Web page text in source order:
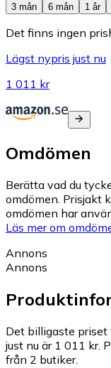
3 mån
6 mån 1 år
Det finns ingen
Lägst nypris just nu
1 011 kr
Omdömen
Berätta vad du
omdömen. Prisjakt
omdömen har
Läs mer om
Annons
Annons
Det billigaste priset
just nu är 1 011 kr.
från 2 butiker.